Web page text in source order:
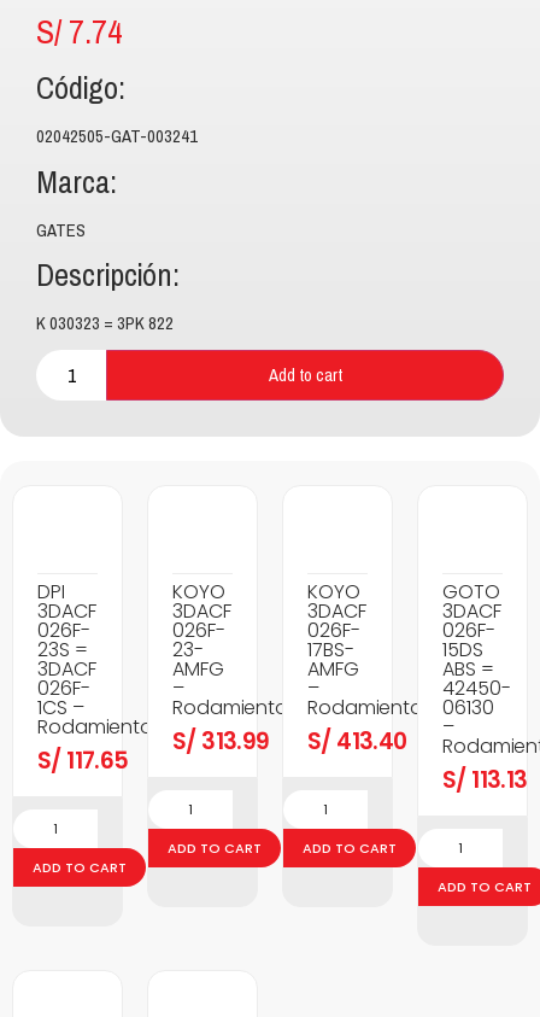
S/7.74
Código:
02042505-GAT-003241
Marca:
GATES
Descripción:
K 030323 = 3PK 822
Add to cart
DPI
3DACF
026F-
23S =
3DACF
026F-
1CS –
Rodamientos
S/ 117.65
ADD TO CART
KOYO
3DACF
026F-
23-
AMFG
–
Rodamientos
S/ 313.99
ADD TO CART
KOYO
3DACF
026F-
17BS-
AMFG
–
Rodamientos
S/ 413.40
ADD TO CART
GOTO
3DACF
026F-
15DS
ABS =
42450-
06130
–
S/ 113.13
ADD TO CART